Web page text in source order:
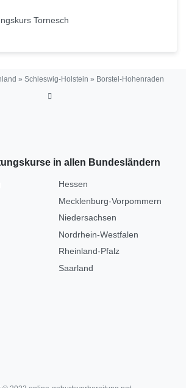
Tornesch
» Schleswig-Holstein » Borstel-Hohenraden
in allen Bundesländern
Hessen
Mecklenburg-Vorpommern
Niedersachsen
Nordrhein-Westfalen
Rheinland-Pfalz
Saarland